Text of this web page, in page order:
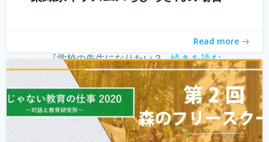
Read more
味がありますか？ 子どもを対象とした仕事をしたいけど、
『学校の先生になりたい？...続きを読む